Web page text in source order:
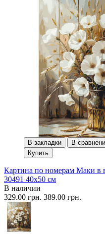
В закладки
В
Купить
Картина по номерам Маки в
30491 40x50 см
В наличии
329.00 грн. 389.00 грн.